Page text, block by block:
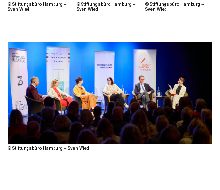
© Stiftungsbüro Hamburg –
Sven Wied
© Stiftungsbüro Hamburg –
Sven Wied
© Stiftungsbüro Hamburg –
Sven Wied
© Stiftungsbüro Hamburg – Sven Wied